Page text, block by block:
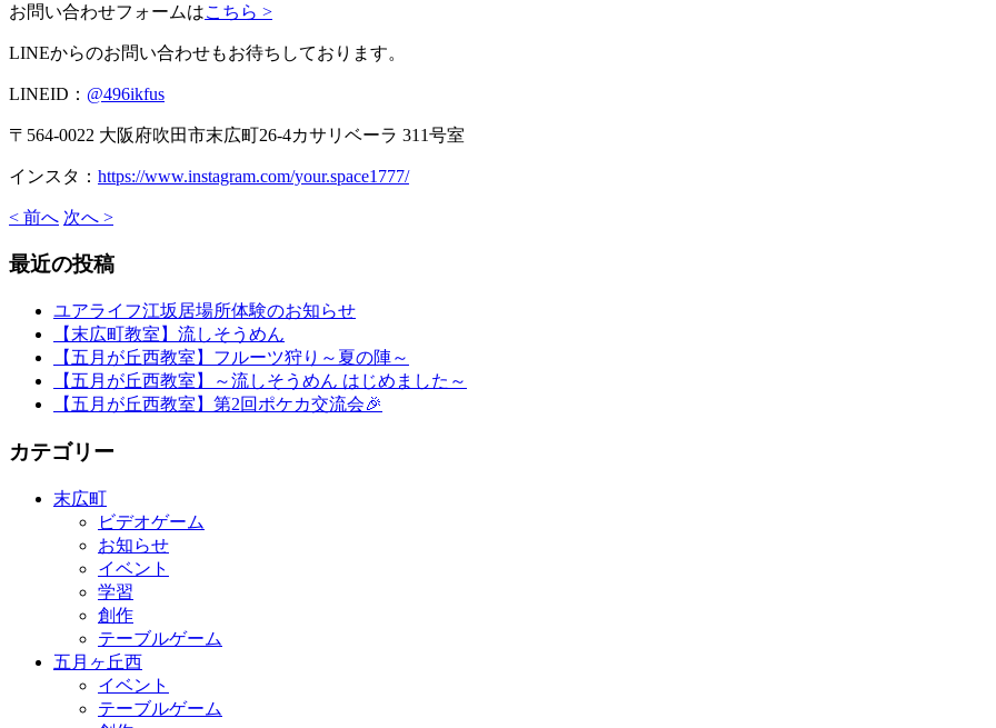
お問い合わせフォームはこちら >
LINEからのお問い合わせもお待ちしております。
LINEID： @496ikfus
〒564-0022 大阪府吹田市末広町26-4カサリベーラ 311号室
インスタ： https://www.instagram.com/your.space1777/
< 前へ 次へ >
最近の投稿
ユアライフ江坂居場所体験のお知らせ
【末広町教室】流しそうめん
【五月が丘西教室】フルーツ狩り～夏の陣～
【五月が丘西教室】～流しそうめん はじめました～
【五月が丘西教室】第2回ポケカ交流会🎉
カテゴリー
末広町
ビデオゲーム
お知らせ
イベント
学習
創作
テーブルゲーム
五月ヶ丘西
イベント
テーブルゲーム